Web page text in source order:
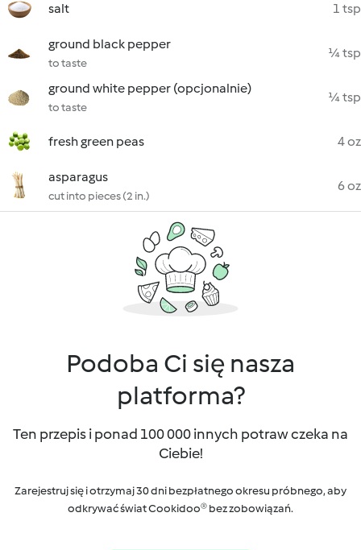
salt 1 tsp
ground black pepper
to taste
¼ tsp
ground white pepper (opcjonalnie)
to taste
¼ tsp
fresh green peas 4 oz
asparagus
cut into pieces (2 in.)
6 oz
Podoba Ci się nasza
platforma?
Ten przepis i ponad 100 000 innych potraw czeka na
Ciebie!
Zarejestruj się i otrzymaj 30 dni bezpłatnego okresu próbnego, aby
odkrywać świat Cookidoo® bez zobowiązań.